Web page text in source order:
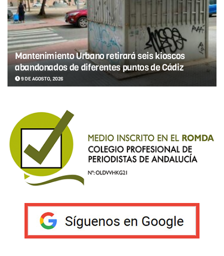
Mantenimiento Urbano retirará seis kioscos
abandonados de diferentes puntos de Cádiz
9 DE AGOSTO, 2026